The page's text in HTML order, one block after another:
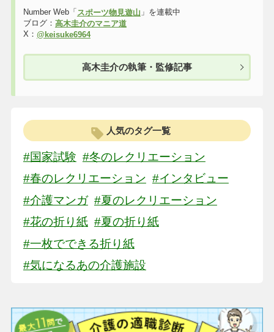
Number Web「 スポーツ物見遊山 」を連載中
ブログ： 高木圭介のマニア道
X： @keisuke6964
高木圭介の執筆・監修記事
人気のタグ一覧
#国家試験 #冬のレクリエーション
#春のレクリエーション #インタビュー
#介護マンガ #夏のレクリエーション
#花の折り紙 #夏の折り紙
#一枚でできる折り紙
#気になるあの介護施設